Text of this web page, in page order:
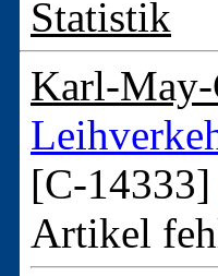
Statistik
Karl-May-
[C-14333]
Artikel